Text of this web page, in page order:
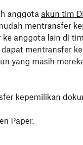
anggota akun tim
mentransfer
ke anggota lain di
mentransfer
yang masih
kepemilikan
Paper.